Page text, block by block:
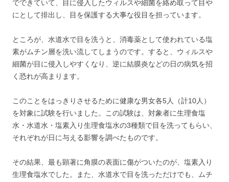
でできていて、目に侵入したウィルスや細菌を絡め取って目や
にとして排出し、目を保護する大事な役目を担っています。
ところが、水道水で目を洗うと、消毒薬として使われている塩
素がムチン層を洗い流してしまうのです。すると、ウィルスや
細菌が目に侵入しやすくなり、逆に結膜炎などの日の病気を招
く恐れが高まります。
このことをはっきりさせるために健康な男女各5人（計10人）
を対象に試験を行いました。この試験は、対象者に生理食塩
水・水道水・塩素入り生理食塩水の3種類で目を洗ってもらい、
それぞれが日に与える影響を調べたものです。
その結果、最も顕著に角膜の表面に傷がついたのが、塩素入り
生理食塩水でした。また、水道水で目を洗っただけでも、ムチ